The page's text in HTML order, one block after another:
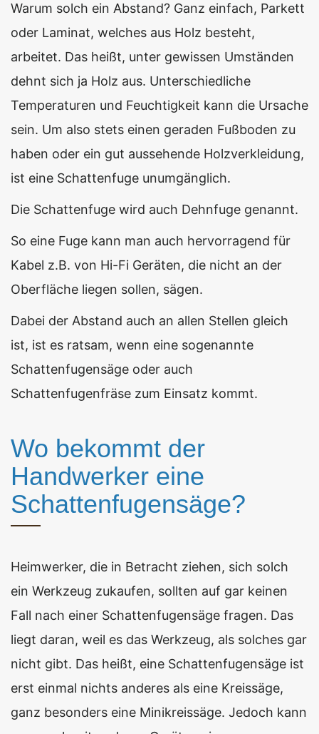
Warum solch ein Abstand? Ganz einfach, Parkett
oder Laminat, welches aus Holz besteht,
arbeitet. Das heißt, unter gewissen Umständen
dehnt sich ja Holz aus. Unterschiedliche
Temperaturen und Feuchtigkeit kann die Ursache
sein. Um also stets einen geraden Fußboden zu
haben oder ein gut aussehende Holzverkleidung,
ist eine Schattenfuge unumgänglich.
Die Schattenfuge wird auch Dehnfuge genannt.
So eine Fuge kann man auch hervorragend für
Kabel z.B. von Hi-Fi Geräten, die nicht an der
Oberfläche liegen sollen, sägen.
Dabei der Abstand auch an allen Stellen gleich
ist, ist es ratsam, wenn eine sogenannte
Schattenfugensäge oder auch
Schattenfugenfräse zum Einsatz kommt.
Wo bekommt der
Handwerker eine
Schattenfugensäge?
Heimwerker, die in Betracht ziehen, sich solch
ein Werkzeug zukaufen, sollten auf gar keinen
Fall nach einer Schattenfugensäge fragen. Das
liegt daran, weil es das Werkzeug, als solches gar
nicht gibt. Das heißt, eine Schattenfugensäge ist
erst einmal nichts anderes als eine Kreissäge,
ganz besonders eine Minikreissäge. Jedoch kann